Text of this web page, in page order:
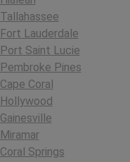
Tallahassee
Fort Lauderdale
Port Saint Lucie
Pembroke Pines
Cape Coral
Hollywood
Gainesville
Miramar
Coral Springs